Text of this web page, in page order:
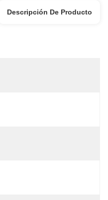
Descripción De Producto